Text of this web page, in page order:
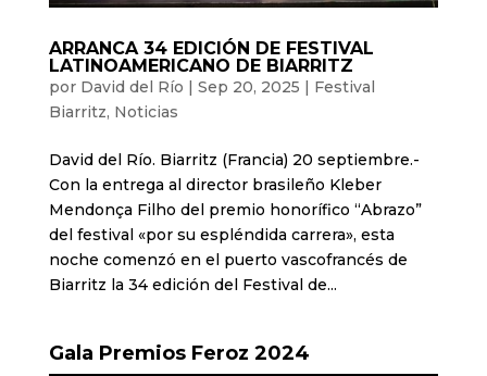
ARRANCA 34 EDICIÓN DE FESTIVAL
LATINOAMERICANO DE BIARRITZ
por David del Río | Sep 20, 2025 | Festival
Biarritz, Noticias
David del Río. Biarritz (Francia) 20 septiembre.-
Con la entrega al director brasileño Kleber
Mendonça Filho del premio honorífico “Abrazo”
del festival «por su espléndida carrera», esta
noche comenzó en el puerto vascofrancés de
Biarritz la 34 edición del Festival de...
Gala Premios Feroz 2024